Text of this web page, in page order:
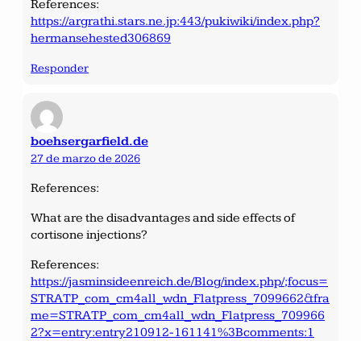
References:
https://argrathi.stars.ne.jp:443/pukiwiki/index.php?
hermansehested306869
Responder
boehsergarfield.de
27 de marzo de 2026
References:
What are the disadvantages and side effects of
cortisone injections?
References:
https://jasminsideenreich.de/Blog/index.php/;focus=
STRATP_com_cm4all_wdn_Flatpress_7099662&fra
me=STRATP_com_cm4all_wdn_Flatpress_709966
2?x=entry:entry210912-161141%3Bcomments:1